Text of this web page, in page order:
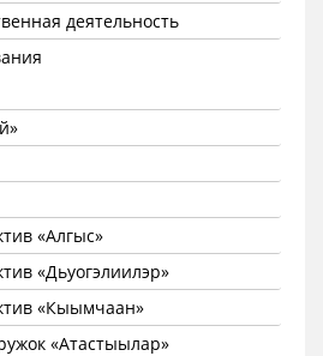
деятельность
«Алгыс»
«Дьуогэлиилэр»
«Кыымчаан»
«Атастыылар»